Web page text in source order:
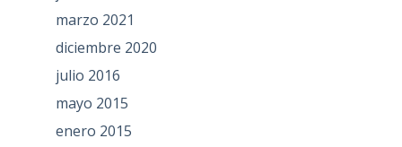
marzo 2021
diciembre 2020
julio 2016
mayo 2015
enero 2015